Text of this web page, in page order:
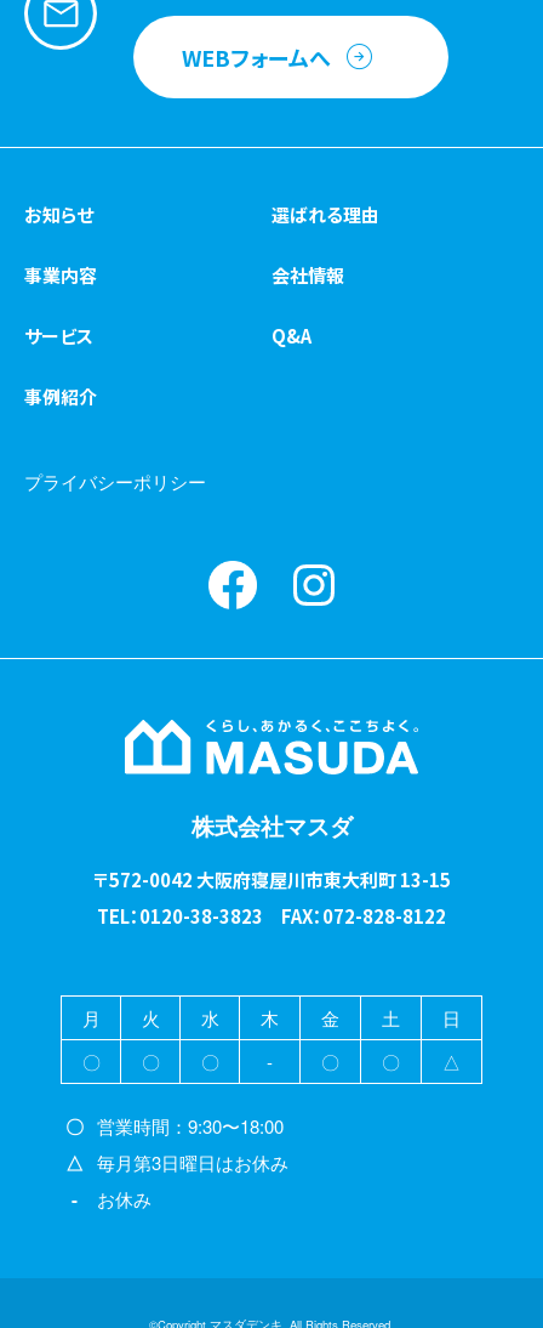
WEBフォームへ
お知らせ
事業内容
サービス
事例紹介
選ばれる理由
会社情報
Q&A
プライバシーポリシー
Facebook
株式会社マスダ
〒572-0042 大阪府寝屋川市東大利町 13-15
TEL：0120-38-3823 FAX：072-828-8122
月 火 水 木 金 土
日
〇
〇 〇 - 〇 〇 △
〇 営業時間：9:30〜18:00
△ 毎月第3日曜日はお休み
- お休み
©Copyright マスダデンキ. All Rights Reserved.